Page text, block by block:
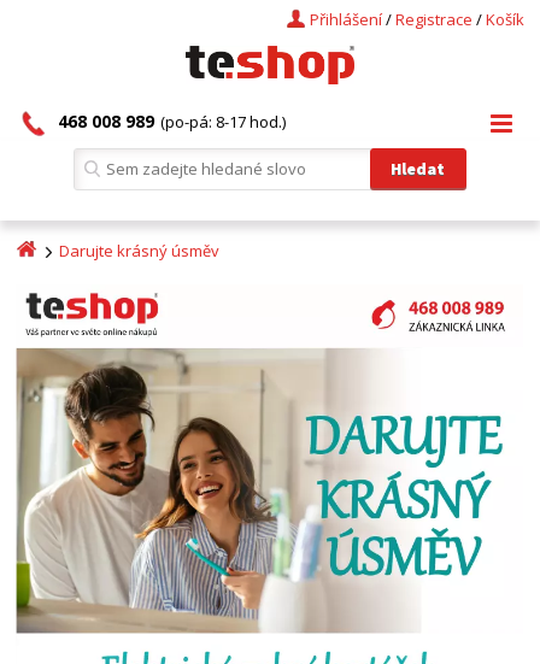
Košík
/
Registrace
/
Přihlášení
468 008 989 (po-pá: 8-17 hod.)
Darujte krásný úsměv